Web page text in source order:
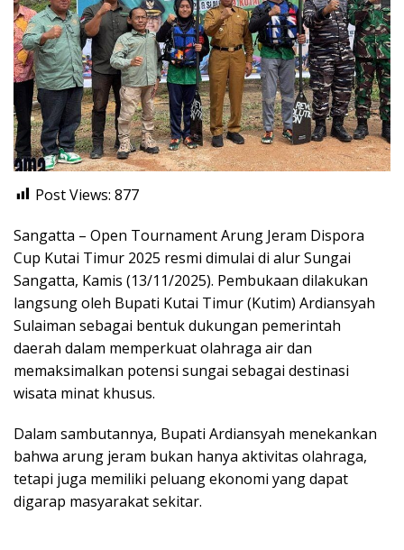
Post Views: 877
Sangatta – Open Tournament Arung Jeram Dispora
Cup Kutai Timur 2025 resmi dimulai di alur Sungai
Sangatta, Kamis (13/11/2025). Pembukaan dilakukan
langsung oleh Bupati Kutai Timur (Kutim) Ardiansyah
Sulaiman sebagai bentuk dukungan pemerintah
daerah dalam memperkuat olahraga air dan
memaksimalkan potensi sungai sebagai destinasi
wisata minat khusus.
Dalam sambutannya, Bupati Ardiansyah menekankan
bahwa arung jeram bukan hanya aktivitas olahraga,
tetapi juga memiliki peluang ekonomi yang dapat
digarap masyarakat sekitar.